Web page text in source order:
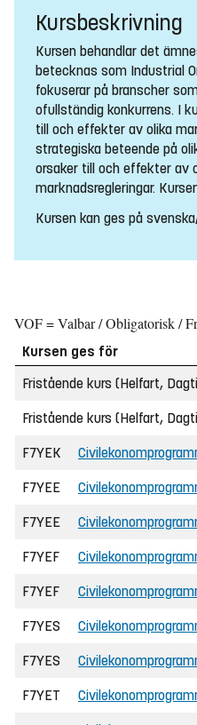
Kursbeskrivning
Kursen behandlar det
betecknas som Industrial
fokuserar på branscher
ofullständig konkurrens. I
till och effekter av olika
strategiska beteende på
orsaker till och effekter av
marknadsregleringar.
Kursen kan ges på
VOF = Valbar / Obligatorisk /
Kursen ges för
Fristående kurs (Helfart,
Fristående kurs (Helfart,
F7YEK
F7YEE
F7YEE
F7YEF
F7YEF
F7YES
F7YES
F7YET